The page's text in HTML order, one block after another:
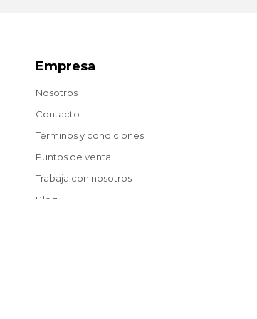
Empresa
Nosotros
Contacto
Términos y condiciones
Puntos de venta
Trabaja con nosotros
Blog